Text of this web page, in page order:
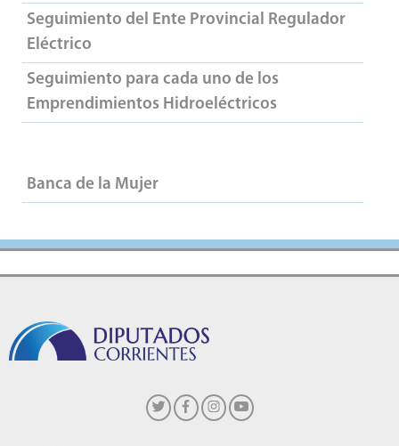
Seguimiento del Ente Provincial Regulador
Eléctrico
Seguimiento para cada uno de los
Emprendimientos Hidroeléctricos
Banca de la Mujer